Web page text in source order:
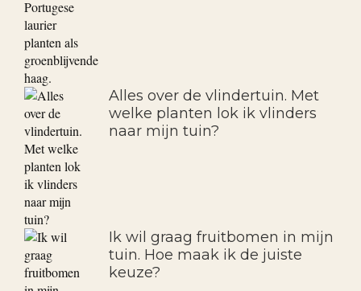
Alles over de vlindertuin. Met
welke planten lok ik vlinders
naar mijn tuin?
Ik wil graag fruitbomen in mijn
tuin. Hoe maak ik de juiste
keuze?